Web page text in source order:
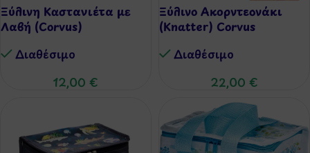
Ξύλινη Καστανιέτα με
Λαβή (Corvus)
Διαθέσιμo
12,00 €
Ξύλινο Ακορντεονάκι
(Knatter) Corvus
Διαθέσιμo
22,00 €